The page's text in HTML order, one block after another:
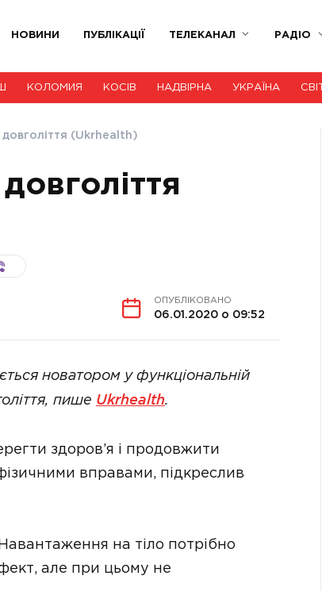
НОВИНИ ПУБЛІКАЦІЇ ТЕЛЕКАНАЛ РАДІО
КОЛОМИЯ КОСІВ НАДВІРНА УКРАЇНА СВІТ
(Ukrhealth)
ОПУБЛІКОВАНО
06.01.2020 о 09:52
новатором у функціональній
пише Ukrhealth.
здоров’я і продовжити
вправами, підкреслив
на тіло потрібно
але при цьому не